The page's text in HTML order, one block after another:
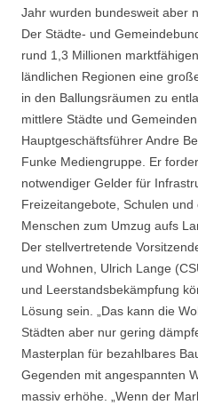
Jahr wurden bundesweit aber
Der Städte- und
rund 1,3 Millionen
ländlichen Regionen eine
in den Ballungsräumen zu
mittlere Städte und
Hauptgeschäftsführer Andre
Funke Mediengruppe. Er
notwendiger Gelder für
Freizeitangebote, Schulen
Menschen zum Umzug aufs
Der stellvertretende
und Wohnen, Ulrich Lange
und Leerstandsbekämpfung
Lösung sein. „Das kann die
Städten aber nur gering
Masterplan für bezahlbares
Gegenden mit angespannten
massiv erhöhe. „Wenn der